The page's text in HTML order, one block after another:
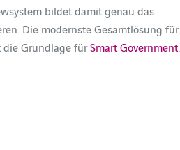
bildet damit genau das
Die modernste Gesamtlösung für
die Grundlage fürSmart Government